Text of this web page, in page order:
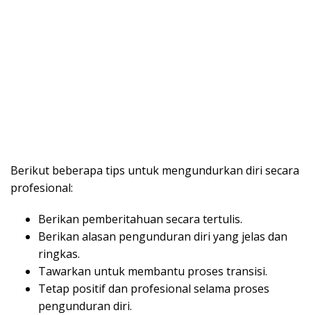
Berikut beberapa tips untuk mengundurkan diri secara
profesional:
Berikan pemberitahuan secara tertulis.
Berikan alasan pengunduran diri yang jelas dan
ringkas.
Tawarkan untuk membantu proses transisi.
Tetap positif dan profesional selama proses
pengunduran diri.